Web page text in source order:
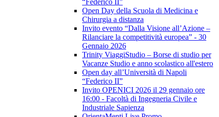
“Federico II”
Open Day della Scuola di Medicina e
Chirurgia a distanza
Invito evento “Dalla Visione all’Azione –
Rilanciare la competitività europea” - 30
Gennaio 2026
Trinity ViaggiStudio – Borse di studio per
Vacanze Studio e anno scolastico all'estero
Open day all’Università di Napoli
“Federico II”
Invito OPENICI 2026 il 29 gennaio ore
16:00 - Facoltà di Ingegneria Civile e
Industriale Sapienza